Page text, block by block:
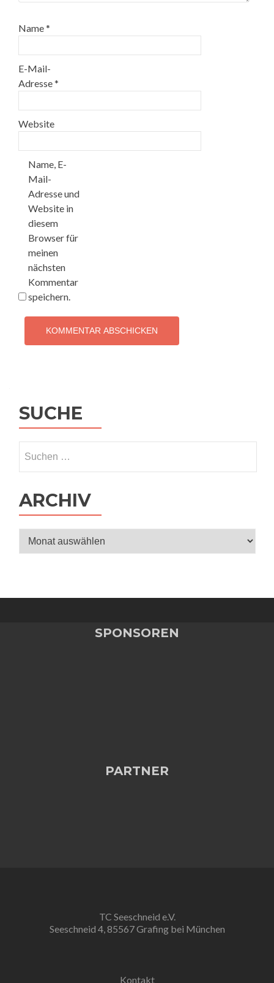
Name*
E-Mail-
Adresse*
Website
Name, E-
Mail-
Adresse und
Website in
diesem
Browser für
meinen
nächsten
Kommentar
speichern.
SUCHE
nach:
ARCHIV
Archiv
SPONSOREN
PARTNER
TC Seeschneid e.V.
Seeschneid 4, 85567 Grafing bei München
Kontakt